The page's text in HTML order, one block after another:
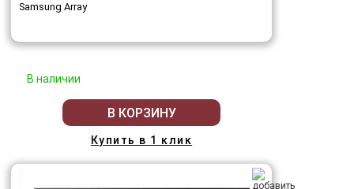
Samsung Array
В наличии
В КОРЗИНУ
Купить в 1 клик